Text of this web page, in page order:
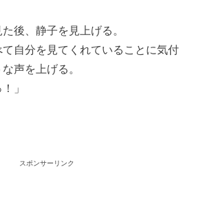
後、静子を見上げる。
自分を見てくれていることに気付
声を上げる。
」
スポンサーリンク